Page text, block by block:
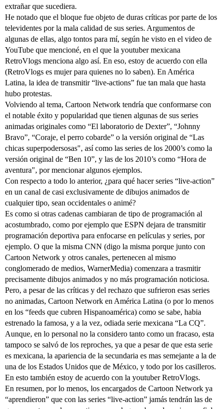
extrañar que sucediera.
He notado que el bloque fue objeto de duras críticas por parte de los
televidentes por la mala calidad de sus series. Argumentos de
algunas de ellas, algo tontos para mí, según he visto en el video de
YouTube que mencioné, en el que la youtuber mexicana
RetroVlogs menciona algo así. En eso, estoy de acuerdo con ella
(RetroVlogs es mujer para quienes no lo saben). En América
Latina, la idea de transmitir “live-actions” fue tan mala que hasta
hubo protestas.
Volviendo al tema, Cartoon Network tendría que conformarse con
el notable éxito y popularidad que tienen algunas de sus series
animadas originales como “El laboratorio de Dexter”, “Johnny
Bravo”, “Coraje, el perro cobarde” o la versión original de “Las
chicas superpodersosas", así como las series de los 2000’s como la
versión original de “Ben 10”, y las de los 2010’s como “Hora de
aventura", por mencionar algunos ejemplos.
Con respecto a todo lo anterior, ¿para qué hacer series “live-action”
en un canal de casi exclusivamente de dibujos animados de
cualquier tipo, sean occidentales o animé?
Es como si otras cadenas cambiaran de tipo de programación al
acostumbrado, como por ejemplo que ESPN dejara de transmitir
programación deportiva para enfocarse en películas y series, por
ejemplo. O que la misma CNN (digo la misma porque junto con
Cartoon Network y otros canales, pertenecen al mismo
conglomerado de medios, WarnerMedia) comenzara a trasmitir
precisamente dibujos animados y no más programación noticiosa.
Pero, a pesar de las críticas y del rechazo que sufrieron esas series
no animadas, Cartoon Network en América Latina (o por lo menos
en los “feeds que cubren Hispanoamérica) como se sabe, habia
estrenado la famosa, y a la vez, odiada serie mexicana “La CQ”.
Aunque, en lo personal no la considero tanto como un fracaso, esta
tampoco se salvó de los reproches, ya que a pesar de que esta serie
es mexicana, la apariencia de la secundaria es mas semejante a la de
una de los Estados Unidos que de México, y todo por los casilleros.
En esto también estoy de acuerdo con la youtuber RetroVlogs.
En resumen, por lo menos, los encargados de Cartoon Network ya
“aprendieron” que con las series “live-action” jamás tendrán las de